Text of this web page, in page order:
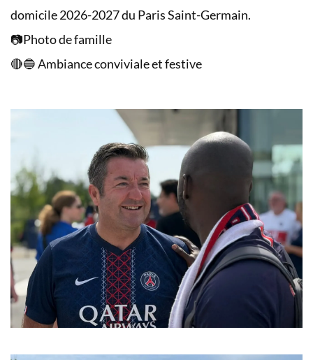
domicile 2026-2027 du Paris Saint-Germain.
📷Photo de famille
🔴🔵 Ambiance conviviale et festive